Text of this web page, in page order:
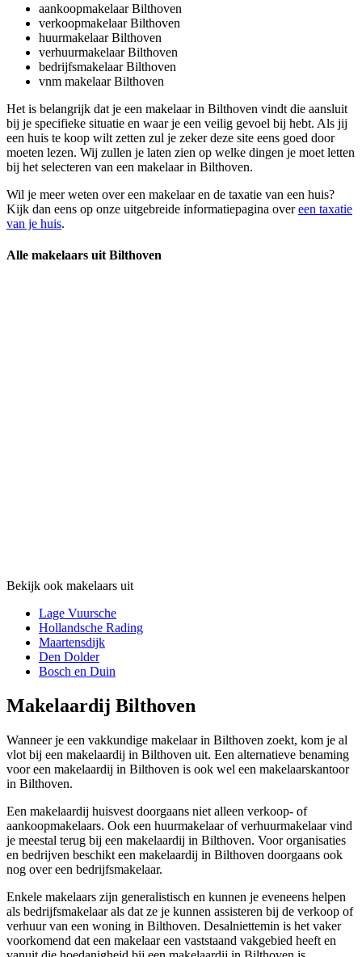
aankoopmakelaar Bilthoven
verkoopmakelaar Bilthoven
huurmakelaar Bilthoven
verhuurmakelaar Bilthoven
bedrijfsmakelaar Bilthoven
vnm makelaar Bilthoven
Het is belangrijk dat je een makelaar in Bilthoven vindt die aansluit
bij je specifieke situatie en waar je een veilig gevoel bij hebt. Als jij
een huis te koop wilt zetten zul je zeker deze site eens goed door
moeten lezen. Wij zullen je laten zien op welke dingen je moet letten
bij het selecteren van een makelaar in Bilthoven.
Wil je meer weten over een makelaar en de taxatie van een huis?
Kijk dan eens op onze uitgebreide informatiepagina overeen taxatie
van je huis.
Alle makelaars uit Bilthoven
Bekijk ook makelaars uit
Lage Vuursche
Hollandsche Rading
Maartensdijk
Den Dolder
Bosch en Duin
Makelaardij Bilthoven
Wanneer je een vakkundige makelaar in Bilthoven zoekt, kom je al
vlot bij een makelaardij in Bilthoven uit. Een alternatieve benaming
voor een makelaardij in Bilthoven is ook wel een makelaarskantoor
in Bilthoven.
Een makelaardij huisvest doorgaans niet alleen verkoop- of
aankoopmakelaars. Ook een huurmakelaar of verhuurmakelaar vind
je meestal terug bij een makelaardij in Bilthoven. Voor organisaties
en bedrijven beschikt een makelaardij in Bilthoven doorgaans ook
nog over een bedrijfsmakelaar.
Enkele makelaars zijn generalistisch en kunnen je eveneens helpen
als bedrijfsmakelaar als dat ze je kunnen assisteren bij de verkoop of
verhuur van een woning in Bilthoven. Desalniettemin is het vaker
voorkomend dat een makelaar een vaststaand vakgebied heeft en